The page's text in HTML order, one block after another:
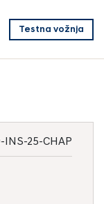
Testna vožnja
INS-25-CHAP